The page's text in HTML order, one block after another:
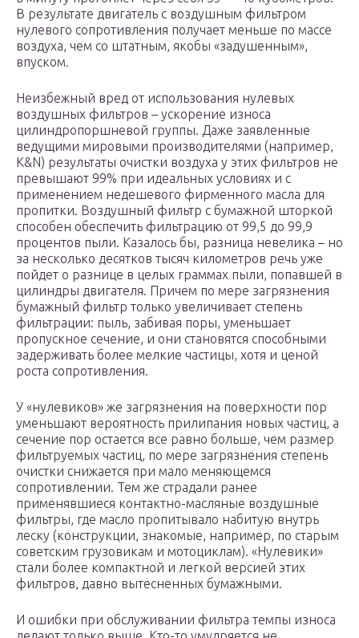
В результате двигатель с воздушным фильтром
нулевого сопротивления получает меньше по массе
воздуха, чем со штатным, якобы «задушенным»,
впуском.
Неизбежный вред от использования нулевых
воздушных фильтров – ускорение износа
цилиндропоршневой группы. Даже заявленные
ведущими мировыми производителями (например,
K&N) результаты очистки воздуха у этих фильтров не
превышают 99% при идеальных условиях и с
применением недешевого фирменного масла для
пропитки. Воздушный фильтр с бумажной шторкой
способен обеспечить фильтрацию от 99,5 до 99,9
процентов пыли. Казалось бы, разница невелика – но
за несколько десятков тысяч километров речь уже
пойдет о разнице в целых граммах пыли, попавшей в
цилиндры двигателя. Причем по мере загрязнения
бумажный фильтр только увеличивает степень
фильтрации: пыль, забивая поры, уменьшает
пропускное сечение, и они становятся способными
задерживать более мелкие частицы, хотя и ценой
роста сопротивления.
У «нулевиков» же загрязнения на поверхности пор
уменьшают вероятность прилипания новых частиц, а
сечение пор остается все равно больше, чем размер
фильтруемых частиц, по мере загрязнения степень
очистки снижается при мало меняющемся
сопротивлении. Тем же страдали ранее
применявшиеся контактно-масляные воздушные
фильтры, где масло пропитывало набитую внутрь
леску (конструкции, знакомые, например, по старым
советским грузовикам и мотоциклам). «Нулевики»
стали более компактной и легкой версией этих
фильтров, давно вытесненных бумажными.
И ошибки при обслуживании фильтра темпы износа